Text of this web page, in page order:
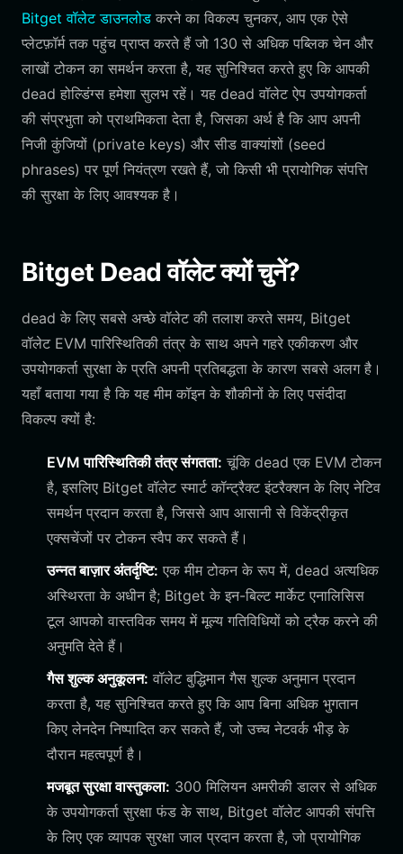
Bitget वॉलेट डाउनलोड करने का विकल्प चुनकर, आप एक ऐसे
प्लेटफ़ॉर्म तक पहुंच प्राप्त करते हैं जो 130 से अधिक पब्लिक चेन और
लाखों टोकन का समर्थन करता है, यह सुनिश्चित करते हुए कि आपकी
dead होल्डिंग्स हमेशा सुलभ रहें। यह dead वॉलेट ऐप उपयोगकर्ता
की संप्रभुता को प्राथमिकता देता है, जिसका अर्थ है कि आप अपनी
निजी कुंजियों (private keys) और सीड वाक्यांशों (seed
phrases) पर पूर्ण नियंत्रण रखते हैं, जो किसी भी प्रायोगिक संपत्ति
की सुरक्षा के लिए आवश्यक है।
Bitget Dead वॉलेट क्यों चुनें?
dead के लिए सबसे अच्छे वॉलेट की तलाश करते समय, Bitget
वॉलेट EVM पारिस्थितिकी तंत्र के साथ अपने गहरे एकीकरण और
उपयोगकर्ता सुरक्षा के प्रति अपनी प्रतिबद्धता के कारण सबसे अलग है।
यहाँ बताया गया है कि यह मीम कॉइन के शौकीनों के लिए पसंदीदा
विकल्प क्यों है:
EVM पारिस्थितिकी तंत्र संगतता: चूंकि dead एक EVM टोकन
है, इसलिए Bitget वॉलेट स्मार्ट कॉन्ट्रैक्ट इंटरैक्शन के लिए नेटिव
समर्थन प्रदान करता है, जिससे आप आसानी से विकेंद्रीकृत
एक्सचेंजों पर टोकन स्वैप कर सकते हैं।
उन्नत बाज़ार अंतर्दृष्टि: एक मीम टोकन के रूप में, dead अत्यधिक
अस्थिरता के अधीन है; Bitget के इन-बिल्ट मार्केट एनालिसिस
टूल आपको वास्तविक समय में मूल्य गतिविधियों को ट्रैक करने की
अनुमति देते हैं।
गैस शुल्क अनुकूलन: वॉलेट बुद्धिमान गैस शुल्क अनुमान प्रदान
करता है, यह सुनिश्चित करते हुए कि आप बिना अधिक भुगतान
किए लेनदेन निष्पादित कर सकते हैं, जो उच्च नेटवर्क भीड़ के
दौरान महत्वपूर्ण है।
मजबूत सुरक्षा वास्तुकला: 300 मिलियन अमरीकी डालर से अधिक
के उपयोगकर्ता सुरक्षा फंड के साथ, Bitget वॉलेट आपकी संपत्ति
के लिए एक व्यापक सुरक्षा जाल प्रदान करता है, जो प्रायोगिक